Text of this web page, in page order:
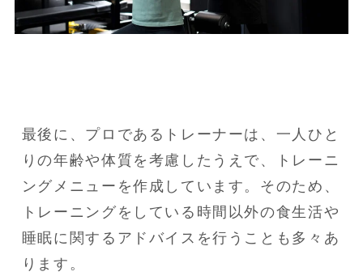
最後に、プロであるトレーナーは、一人ひと
りの年齢や体質を考慮したうえで、トレーニ
ングメニューを作成しています。そのため、
トレーニングをしている時間以外の食生活や
睡眠に関するアドバイスを行うことも多々あ
ります。